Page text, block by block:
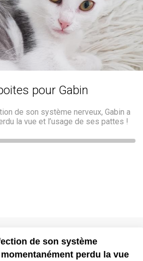
pour Gabin
de son système nerveux, Gabin a
la vue et l’usage de ses pattes !
de son système
perdu la vue